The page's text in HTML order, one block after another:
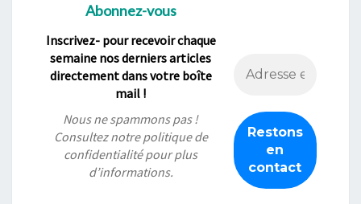
Abonnez-vous
Inscrivez- pour recevoir chaque
semaine nos derniers articles
directement dans votre boîte
mail !
Nous ne spammons pas !
Consultez notrepolitique de
confidentialitépour plus
d’informations.